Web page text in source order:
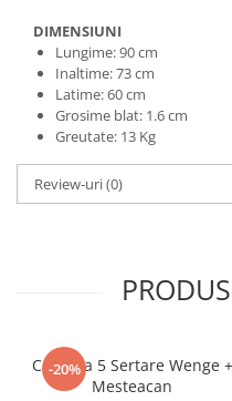
DIMENSIUNI
Lungime: 90 cm
Inaltime: 73 cm
Latime: 60 cm
Grosime blat: 1.6 cm
Greutate: 13 Kg
Review-uri(0)
-20%
Comoda 5 Sertare Wenge +
Mesteacan